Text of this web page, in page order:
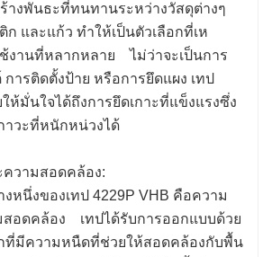
างพันธะที่ทนทานระหว่างวัสดุต่างๆ
ก และแก้ว ทําให้เป็นตัวเลือกที่เห
งานที่หลากหลาย ไม่ว่าจะเป็นการ
ารติดตั้งป้าย หรือการยึดแผง เทป
ห้มั่นใจได้ถึงการยึดเกาะที่แข็งแรงซึ่ง
วะที่หนักหน่วงได้
วามสอดคล้อง:
หนึ่งของเทป 4229P VHB คือความ
อดคล้อง เทปได้รับการออกแบบด้วย
ที่มีความหนืดที่ช่วยให้สอดคล้องกับพื้น